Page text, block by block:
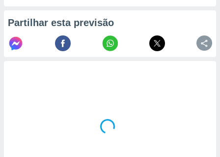
Partilhar esta previsão